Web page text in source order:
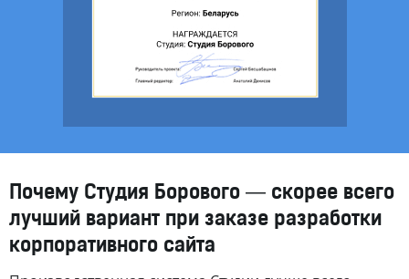
Почему Студия Борового — скорее всего
лучший вариант при заказе разработки
корпоративного сайта